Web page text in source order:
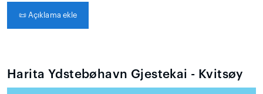
📜 Açıklama ekle
Harita Ydstebøhavn Gjestekai - Kvitsøy